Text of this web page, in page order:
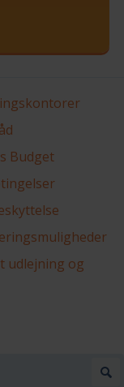
Budget
udlejning og